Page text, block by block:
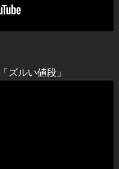
ルい値段」